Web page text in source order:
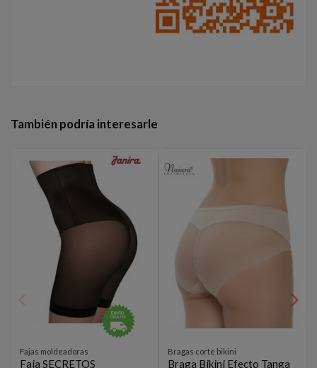
También podría interesarle
Fajas moldeadoras
Faja SECRETOS
Bragas corte bikini
Braga Bikini Efecto Tanga